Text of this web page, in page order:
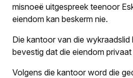
misnoeë uitgespreek teenoor
eiendom kan beskerm nie.
Die kantoor van die
bevestig dat die eiendom
Volgens die kantoor word die